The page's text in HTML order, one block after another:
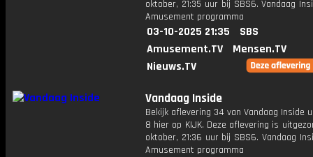
oktober, 21:35 uur bij SBS6. Vandaag
Amusement programma
03-10-2025 21:35
SBS
Amusement.TV
Mensen.TV
Nieuws.TV
Vandaag Inside
Bekijk aflevering 34 van Vandaag Inside
8 hier op KIJK. Deze aflevering is
oktober, 21:36 uur bij SBS6. Vandaag
Amusement programma